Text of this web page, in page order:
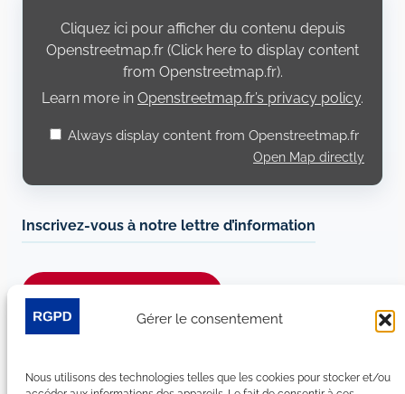
Gérer le consentement
Nous utilisons des technologies telles que les cookies pour stocker et/ou
Openstreetmap.fr
Cliquez ici pour afficher du contenu depuis
Openstreetmap.fr (Click here to display content
from Openstreetmap.fr).
Learn more in Openstreetmap.fr’s privacy policy.
Always display content from Openstreetmap.fr
Open Map directly
Inscrivez-vous à notre lettre d’information